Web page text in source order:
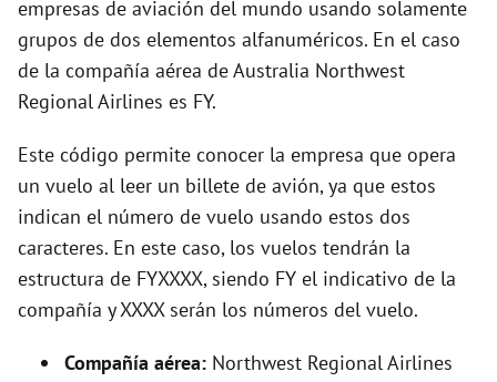
empresas de aviación del mundo usando solamente
grupos de dos elementos alfanuméricos. En el caso
de la compañía aérea de Australia Northwest
Regional Airlines es FY.
Este código permite conocer la empresa que opera
un vuelo al leer un billete de avión, ya que estos
indican el número de vuelo usando estos dos
caracteres. En este caso, los vuelos tendrán la
estructura de FYXXXX, siendo FY el indicativo de la
compañía y XXXX serán los números del vuelo.
Compañía aérea: Northwest Regional Airlines